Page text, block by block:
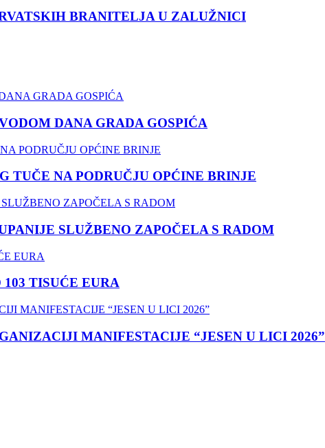
BRANITELJA U ZALUŽNICI
DANA GRADA GOSPIĆA
TUČE NA PODRUČJU OPĆINE BRINJE
SLUŽBENO ZAPOČELA S RADOM
TISUĆE EURA
MANIFESTACIJE “JESEN U LICI 2026”